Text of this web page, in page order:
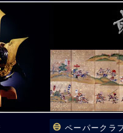
ペーパークラ